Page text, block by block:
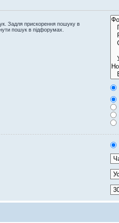
Задля прискорення пошуку в
пошук в підфорумах.